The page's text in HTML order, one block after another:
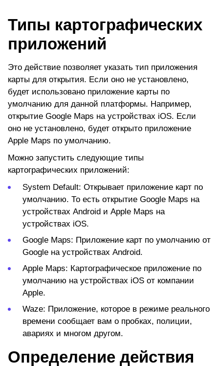
Типы картографических
приложений
Это действие позволяет указать тип приложения
карты для открытия. Если оно не установлено,
будет использовано приложение карты по
умолчанию для данной платформы. Например,
открытие Google Maps на устройствах iOS. Если
оно не установлено, будет открыто приложение
Apple Maps по умолчанию.
Можно запустить следующие типы
картографических приложений:
System Default: Открывает приложение карт по
умолчанию. То есть открытие Google Maps на
устройствах Android и Apple Maps на
устройствах iOS.
Google Maps: Приложение карт по умолчанию от
Google на устройствах Android.
Apple Maps: Картографическое приложение по
умолчанию на устройствах iOS от компании
Apple.
Waze: Приложение, которое в режиме реального
времени сообщает вам о пробках, полиции,
авариях и многом другом.
Определение действия